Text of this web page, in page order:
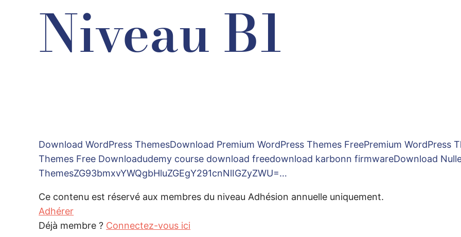
Niveau B1
Download WordPress ThemesDownload Premium WordPress Themes FreePremium WordPress
Themes Free Downloadudemy course download freedownload karbonn firmwareDownload
ThemesZG93bmxvYWQgbHluZGEgY291cnNlIGZyZWU=…
Ce contenu est réservé aux membres du niveau Adhésion annuelle uniquement.
Adhérer
Déjà membre ? Connectez-vous ici